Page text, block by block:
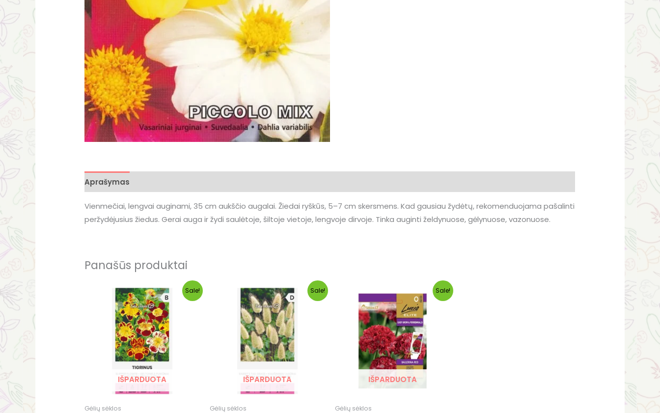
Aprašymas
Vienmečiai, lengvai auginami, 35 cm aukščio augalai. Žiedai ryškūs, 5–7 cm skersmens. Kad gausiau žydėtų, rekomenduojama pašalinti
peržydėjusius žiedus. Gerai auga ir žydi saulėtoje, šiltoje vietoje, lengvoje dirvoje. Tinka auginti želdynuose, gėlynuose, vazonuose.
Panašūs produktai
Sale!
IŠPARDUOTA
Gėlių sėklos
Original
price
was:
€0.93.
Current
price
is:
€0.20.
Sale!
IŠPARDUOTA
Gėlių sėklos
Original
price
was:
€1.01.
Current
price
is:
€0.35.
Sale!
IŠPARDUOTA
Gėlių sėklos
price
was:
€2.99.
price
is:
€2.29.